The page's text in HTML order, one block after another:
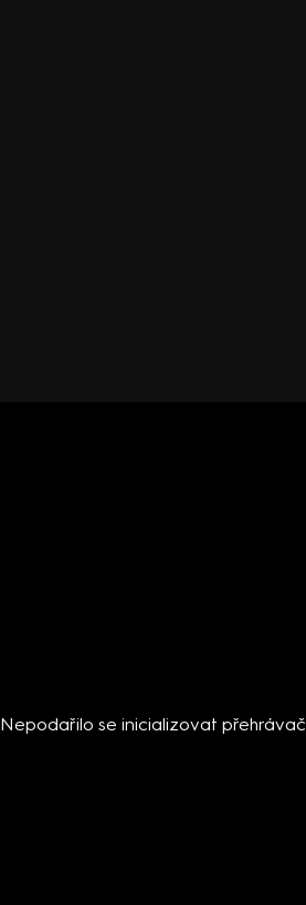
Nepodařilo se inicializovat přehrávač